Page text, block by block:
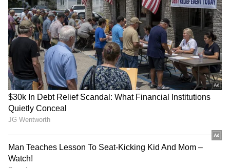
అనుపమా పరమేశ్వరన్‌.. క్యూట్‌నెస్‌కి కేరాఫ్‌. అందంతో
మంత్రముగ్దుల్ని చేసింది. ప్రారంభంలో హోమ్లీ బ్యూటీగా
రాణించింది అనుపమా. కానీ ఇటీవల ట్రెండ్‌ మార్చింది.
గ్లామర్‌ సైడ్‌ ఓపెన్‌ అవుతుంది. డ్రెస్‌ సైజ్‌లు తగ్గించింది.